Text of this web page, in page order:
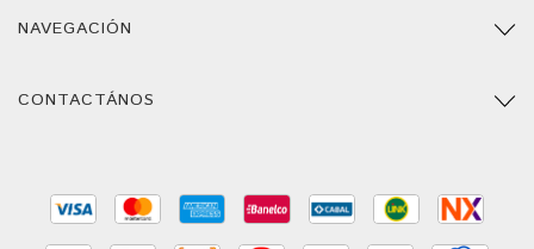
NAVEGACIÓN
CONTACTÁNOS